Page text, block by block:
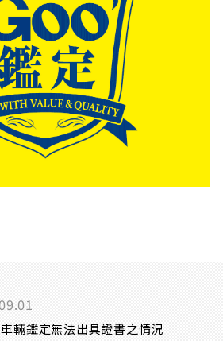
車輛鑑定無法出具證書之情況